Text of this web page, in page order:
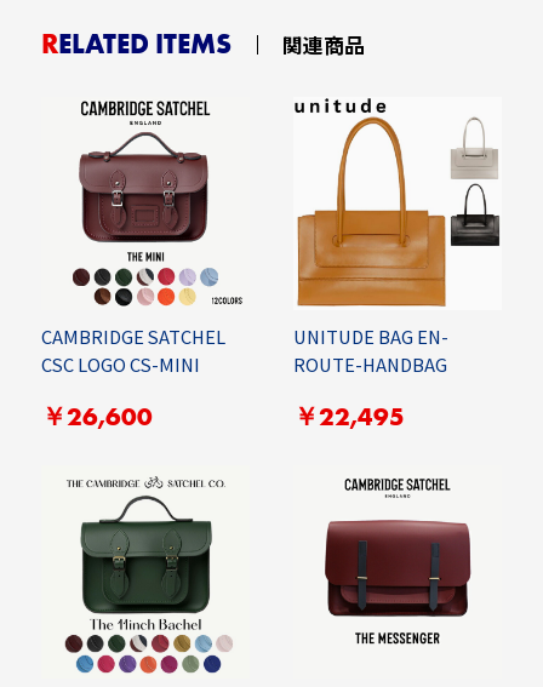
RELATED ITEMS 関連商品
CAMBRIDGE SATCHEL
CSC LOGO CS-MINI
￥26,600
UNITUDE BAG EN-
ROUTE-HANDBAG
￥22,495